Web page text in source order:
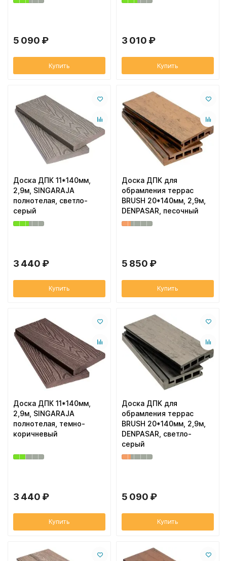
5 090 ₽
Купить
3 010 ₽
Купить
Доска ДПК 11*140мм,
2,9м, SINGARAJA
полнотелая, светло-
серый
3 440 ₽
Купить
Доска ДПК для
обрамления террас
BRUSH 20*140мм, 2,9м,
DENPASAR, песочный
5 850 ₽
Купить
Доска ДПК 11*140мм,
2,9м, SINGARAJA
полнотелая, темно-
коричневый
3 440 ₽
Купить
Доска ДПК для
обрамления террас
BRUSH 20*140мм, 2,9м,
DENPASAR, светло-
серый
5 090 ₽
Купить